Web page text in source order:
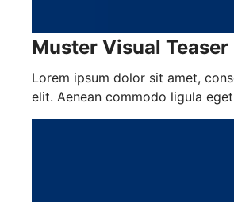
Muster Visual Teaser
Lorem ipsum dolor sit amet,
elit. Aenean commodo ligula